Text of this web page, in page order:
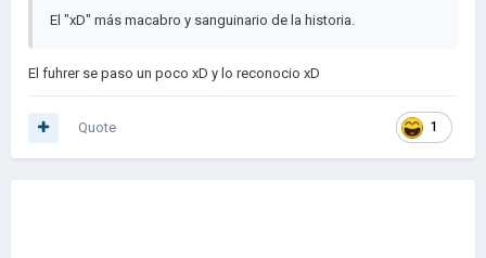
El "xD" más macabro y sanguinario de la historia.
El fuhrer se paso un poco xD y lo reconocio xD
1
Quote